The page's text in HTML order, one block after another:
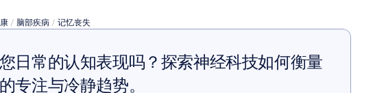
/ 脑部疾病 / 记忆丧失
日常的认知表现吗？探索神经科技如何衡量
专注与冷静趋势。